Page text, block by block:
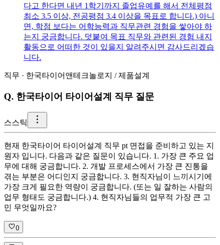
다고 한다면 내년 1학기까지 졸업유예를 해서 전체평점
최소 3.5 이상, 전공평점 3.4 이상을 목표로 합니다.) 아니
면, 학점 보다는 어학능력과 직무관련 경험을 쌓아야 하
는지 궁금합니다. 덧붙여 목표 직무와 관련된 경험 내지
활동으로 어떠한 것이 있을지 알려주시면 감사드리겠습
니다.
직무 · 한국타이어앤테크놀로지 /제품설계
Q. 한국타이어 타이어설계 직무 질문
스스틱
현재 한국타이어 타이어설계 직무 pt 면접을 준비하고 있는 지
원자 입니다. 다음과 같은 질문이 있습니다. 1. 가장 큰 주요 업
무에 대해 궁금합니다. 2. 개발 프로세스에서 가장 큰 진통을
겪는 부분은 어디인지 궁금합니다. 3. 현직자님이 느끼시기에
가장 크게 필요한 역량이 궁금합니다. (또는 일 잘하는 사람의
업무 형태도 궁금합니다.) 4. 현직자님들의 업무적 가장 큰 고
민 무엇일까요?
0